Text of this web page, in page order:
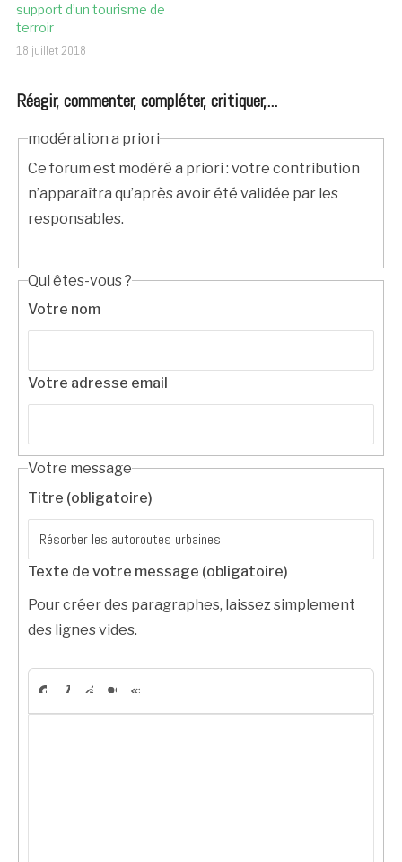
support d’un tourisme de
terroir
18 juillet 2018
Réagir, commenter, compléter, critiquer,...
modération a priori
Ce forum est modéré a priori : votre contribution
n’apparaîtra qu’après avoir été validée par les
responsables.
Qui êtes-vous ?
Votre nom
Votre adresse email
Votre message
Titre (obligatoire)
Texte de votre message (obligatoire)
Pour créer des paragraphes, laissez simplement
des lignes vides.